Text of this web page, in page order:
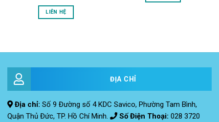
LIÊN HỆ
ĐỊA CHỈ
Địa chỉ: Số 9 Đường số 4 KDC Savico, Phường Tam Bình,
Quận Thủ Đức, TP. Hồ Chí Minh.
Số Điện Thoại: 028 3720